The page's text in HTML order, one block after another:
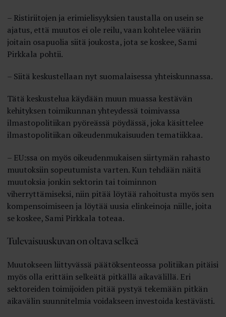
– Ristiriitojen ja erimielisyyksien taustalla on usein se
ajatus, että muutos ei ole reilu, vaan kohtelee väärin
joitain osapuolia siitä joukosta, jota se koskee, Sami
Pirkkala pohtii.
– Siitä keskustellaan nyt suomalaisessa yhteiskunnassa.
Tätä keskustelua käydään muun muassa kestävän
kehityksen toimikunnan yhteydessä toimivassa
ilmastopolitiikan pyöreässä pöydässä, joka käsittelee
ilmastopolitiikan oikeudenmukaisuuden tematiikkaa.
– EU:ssa on myös oikeudenmukaisen siirtymän rahasto
muutoksiin sopeutumista varten. Kun tehdään näitä
muutoksia jonkin sektorin tai toiminnon
viherryttämiseksi, niin pitää löytää rahoitusta myös sen
kompensoimiseen ja löytää uusia elinkeinoja niille, joita
se koskee, Sami Pirkkala toteaa.
Tulevaisuuskuvan on oltava selkeä
Muutokseen liittyvässä päätöksenteossa politiikan pitäisi
myös olla erittäin selkeätä pitkällä aikavälillä. Eri
sektoreiden toimijoiden pitää pystyä tekemään pitkän
aikavälin suunnitelmia voidakseen investoida kestävästi.